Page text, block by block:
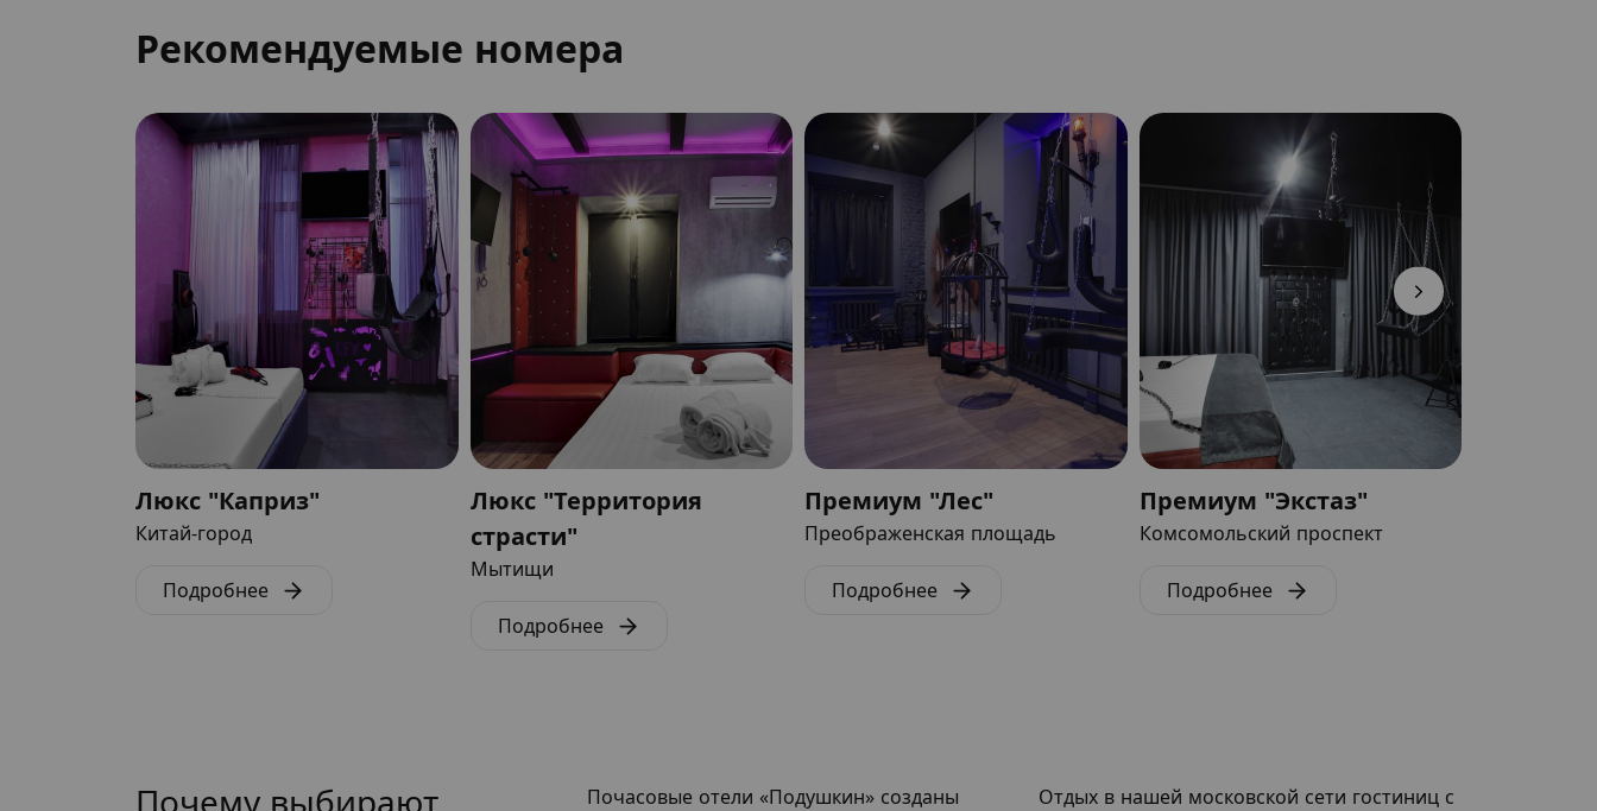
Рекомендуемые номера
Люкс "Каприз"
Китай-город
Подробнее
Люкс "Территория
страсти"
Мытищи
Подробнее
Премиум "Лес"
Преображенская площадь
Подробнее
Премиум "Экстаз"
Комсомольский проспект
Подробнее
Почему выбирают
Почасовые отели «Подушкин» созданы
Отдых в нашей московской сети гостиниц с